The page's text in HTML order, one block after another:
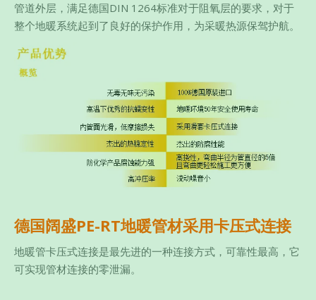
管道外层，满足德国DIN 1264标准对于阻氧层的要求，对于
整个地暖系统起到了良好的保护作用，为采暖热源保驾护航。
德国阔盛PE-RT地暖管材采用卡压式连接
地暖管卡压式连接是最先进的一种连接方式，可靠性最高，它
可实现管材连接的零泄漏。